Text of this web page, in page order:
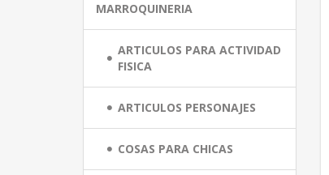
MARROQUINERIA
ARTICULOS PARA ACTIVIDAD
FISICA
ARTICULOS PERSONAJES
COSAS PARA CHICAS